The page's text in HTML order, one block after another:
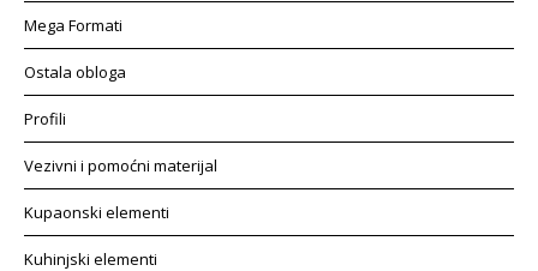
Mega Formati
Ostala obloga
Profili
Vezivni i pomoćni materijal
Kupaonski elementi
Kuhinjski elementi